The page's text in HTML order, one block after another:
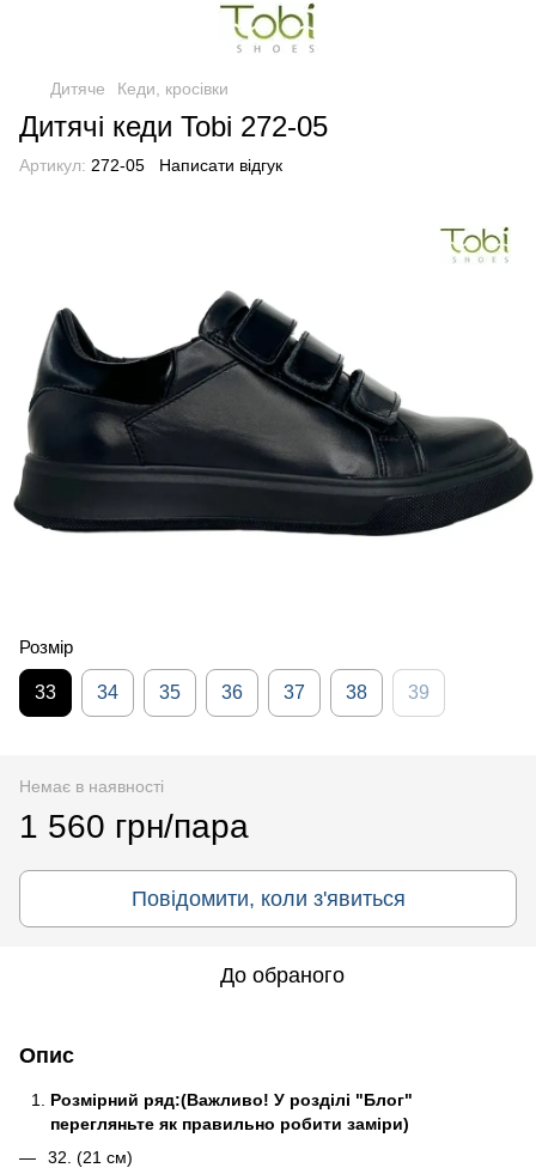
Дитяче Кеди, кросівки
Дитячі кеди Tobi 272-05
Артикул: 272-05 Написати відгук
Розмір
33 34 35 36 37 38 39
Немає в наявності
1 560 грн/пара
Повідомити, коли з'явиться
До обраного
Опис
Розмірний ряд:(Важливо! У розділі "Блог"
перегляньте як правильно робити заміри)
32. (21 см)